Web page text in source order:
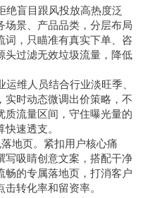
绝盲目跟风投放高热度泛
场景、产品品类，分层布局
词，只瞄准有真实下单、咨
头过滤无效垃圾流量，降低
维人员结合行业淡旺季、
实时动态微调出价策略，不
质流量区间，守住曝光量的
速透支。
地页。紧扣用户核心痛
写吸睛创意文案，搭配干净
畅的专属落地页，打消客户
转化率和留资率。